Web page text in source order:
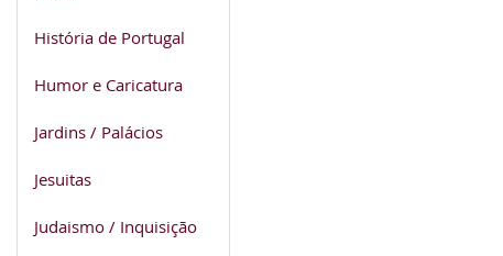
História de Portugal
Humor e Caricatura
Jardins / Palácios
Jesuitas
Judaismo / Inquisição